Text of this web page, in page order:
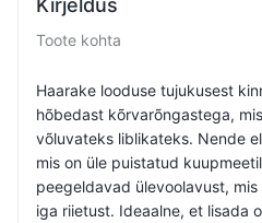
Kirjeldus
Toote kohta
Haarake looduse tujukusest
hõbedast kõrvarõngastega,
võluvateks liblikateks. Nende
mis on üle puistatud
peegeldavad ülevoolavust,
iga riietust. Ideaalne, et lisada